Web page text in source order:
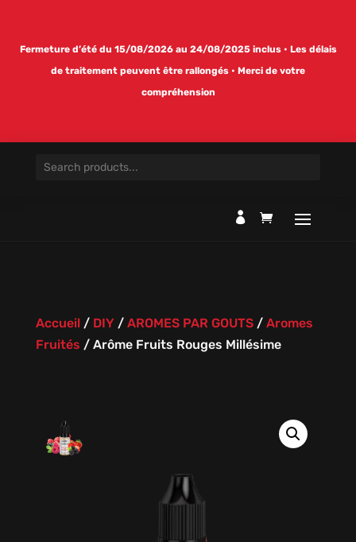
Fermeture d’été du 15/08/2026 au 24/08/2025 inclus • Les délais
de traitement peuvent être rallongés • Merci de votre
compréhension

Accueil/ DIY / AROMES PAR GOUTS/ Aromes
Fruités / Arôme Fruits Rouges Millésime